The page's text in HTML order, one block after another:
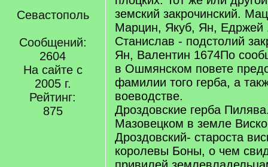
Севастополь
Сообщений:
2604
На сайте с
2005 г.
Рейтинг:
875
земский закрочинский.
Марцин, Якуб, Ян, Едржей
Станислав - подстолий
Ян, Валентин 1674По
в Ошмянском повете
фамилии того герба, а
воеводстве.
Дроздовские герба
Мазовецком в земле
Дроздовский- староста
королевы Боны, о чем